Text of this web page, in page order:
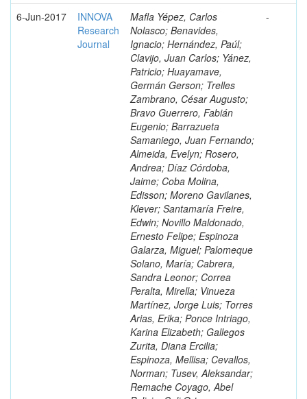
6-Jun-2017
INNOVA
Research
Journal
Mafla Yépez, Carlos
Nolasco; Benavides,
Ignacio; Hernández, Paúl;
Clavijo, Juan Carlos; Yánez,
Patricio; Huayamave,
Germán Gerson; Trelles
Zambrano, César Augusto;
Bravo Guerrero, Fabián
Eugenio; Barrazueta
Samaniego, Juan Fernando;
Almeida, Evelyn; Rosero,
Andrea; Díaz Córdoba,
Jaime; Coba Molina,
Edisson; Moreno Gavilanes,
Klever; Santamaría Freire,
Edwin; Novillo Maldonado,
Ernesto Felipe; Espinoza
Galarza, Miguel; Palomeque
Solano, María; Cabrera,
Sandra Leonor; Correa
Peralta, Mirella; Vinueza
Martínez, Jorge Luis; Torres
Arias, Erika; Ponce Intriago,
Karina Elizabeth; Gallegos
Zurita, Diana Ercilia;
Espinoza, Mellisa; Cevallos,
Norman; Tusev, Aleksandar;
Remache Coyago, Abel
-